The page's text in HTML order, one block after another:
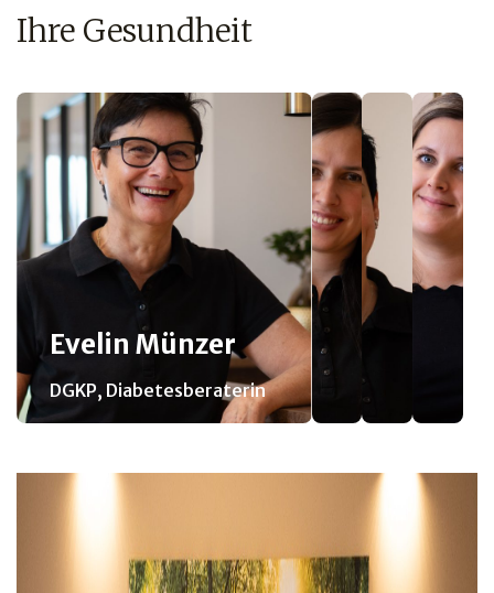
Ihre Gesundheit
Evelin Münzer
DGKP, Diabetesberaterin